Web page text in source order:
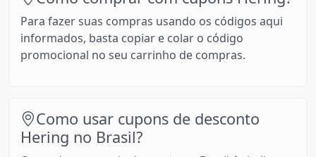
Para fazer suas compras usando os códigos aqui
informados, basta copiar e colar o código
promocional no seu carrinho de compras.
Como usar cupons de desconto
Hering no Brasil?